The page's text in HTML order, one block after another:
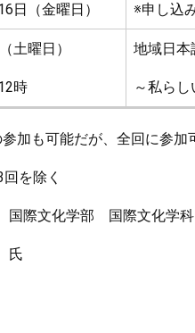
日（金曜日） ※申し込
土曜日）
時
地域日本
～私ら
も可能だが、全回に参加
除く
際文化学部 国際文化学科
氏